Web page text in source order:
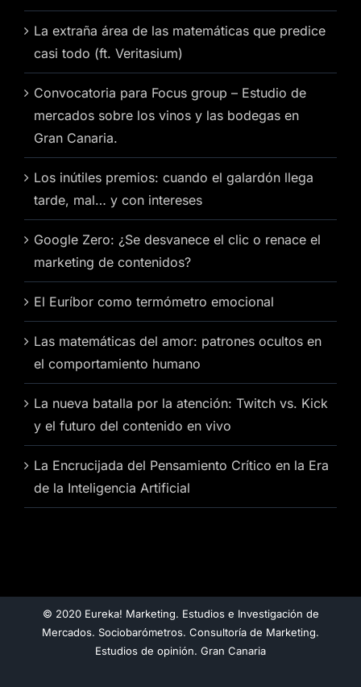
La extraña área de las matemáticas que predice
casi todo (ft. Veritasium)
Convocatoria para Focus group – Estudio de
mercados sobre los vinos y las bodegas en
Gran Canaria.
Los inútiles premios: cuando el galardón llega
tarde, mal… y con intereses
Google Zero: ¿Se desvanece el clic o renace el
marketing de contenidos?
El Euríbor como termómetro emocional
Las matemáticas del amor: patrones ocultos en
el comportamiento humano
La nueva batalla por la atención: Twitch vs. Kick
y el futuro del contenido en vivo
La Encrucijada del Pensamiento Crítico en la Era
de la Inteligencia Artificial
© 2020 Eureka! Marketing. Estudios e Investigación de
Mercados. Sociobarómetros. Consultoría de Marketing.
Estudios de opinión. Gran Canaria